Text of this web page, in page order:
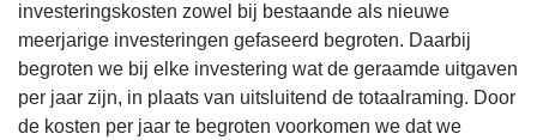
investeringskosten zowel bij bestaande als nieuwe
meerjarige investeringen gefaseerd begroten. Daarbij
begroten we bij elke investering wat de geraamde uitgaven
per jaar zijn, in plaats van uitsluitend de totaalraming. Door
de kosten per jaar te begroten voorkomen we dat we